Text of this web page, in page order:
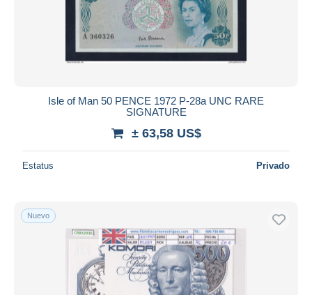
Isle of Man 50 PENCE 1972 P-28a UNC RARE
SIGNATURE
± 63,58 US$
Estatus Privado
Nuevo